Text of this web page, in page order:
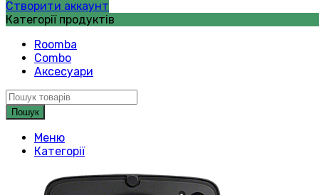
Створити аккаунт
Категорії продуктів
Roomba
Combo
Аксесуари
Пошук
Меню
Категорії